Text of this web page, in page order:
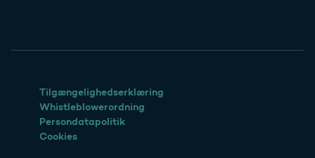
Tilgængelighedserklæring
Whistleblowerordning
Persondatapolitik
Cookies